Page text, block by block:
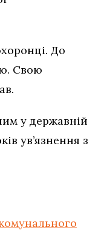
До
Свою
у державній
ув’язнення з